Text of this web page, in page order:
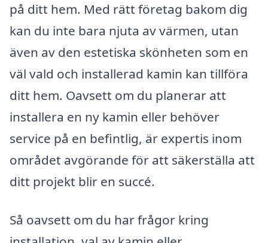
på ditt hem. Med rätt företag bakom dig
kan du inte bara njuta av värmen, utan
även av den estetiska skönheten som en
väl vald och installerad kamin kan tillföra
ditt hem. Oavsett om du planerar att
installera en ny kamin eller behöver
service på en befintlig, är expertis inom
området avgörande för att säkerställa att
ditt projekt blir en succé.
Så oavsett om du har frågor kring